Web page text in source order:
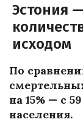
Эстония
исходом
По
на 15% — с
населения.